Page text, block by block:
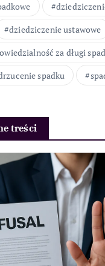
dziedziczenie ustawowe
za długi
spadku
treści